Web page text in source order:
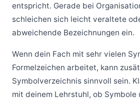
entspricht. Gerade bei
schleichen sich leicht veraltete
abweichende Bezeichnungen ein.
Wenn dein Fach mit sehr vielen
Formelzeichen arbeitet, kann
Symbolverzeichnis sinnvoll sein.
mit deinem Lehrstuhl, ob Symbole